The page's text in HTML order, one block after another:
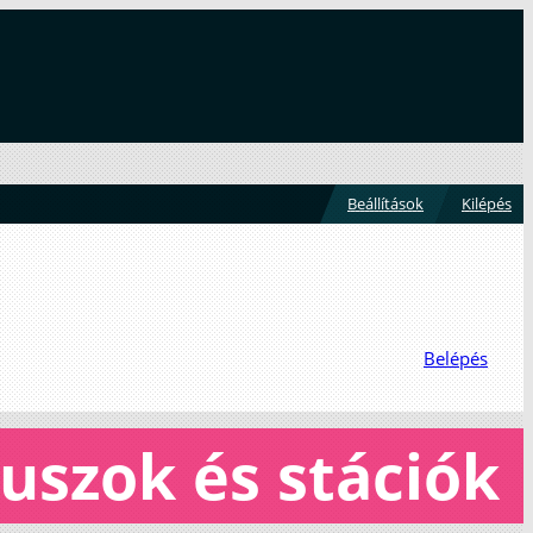
Beállítások Kilépés
Belépés
és stációk